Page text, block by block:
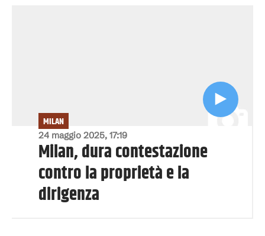
24 maggio 2025, 17:19
MILAN
Milan, dura contestazione
contro la proprietà e la
dirigenza